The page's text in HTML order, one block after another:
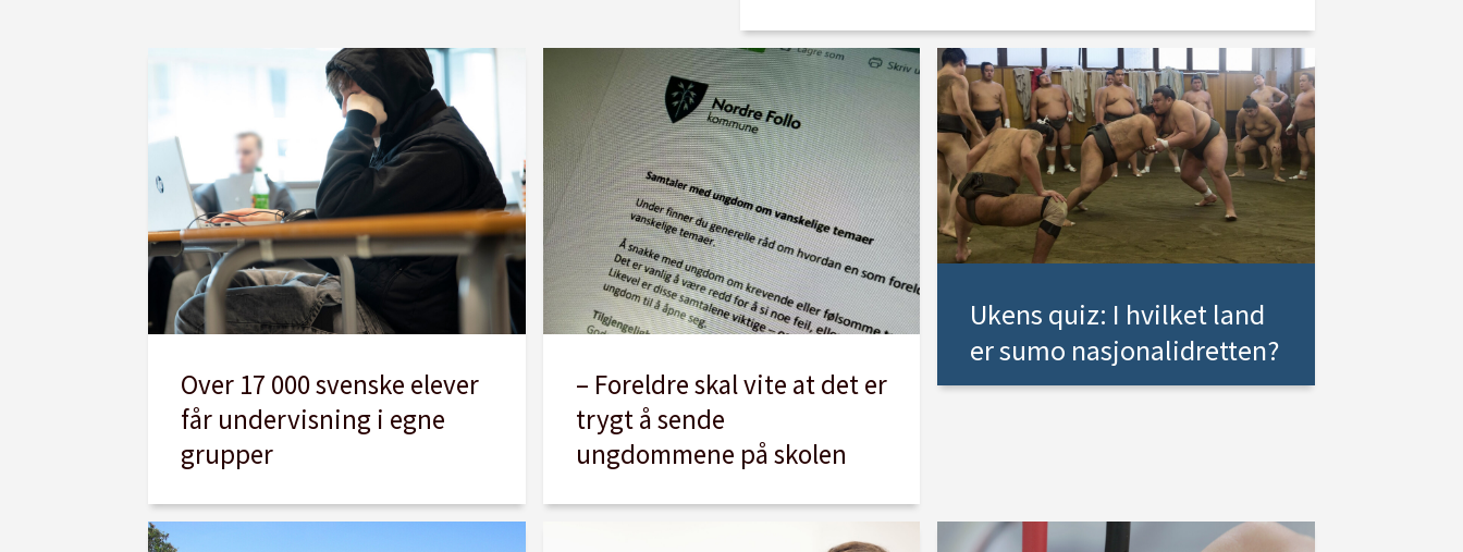
Over 17 000 svenske elever
får undervisning i egne
grupper
– Foreldre skal vite at det er
trygt å sende
ungdommene på skolen
Ukens quiz: I hvilket land
er sumo nasjonalidretten?